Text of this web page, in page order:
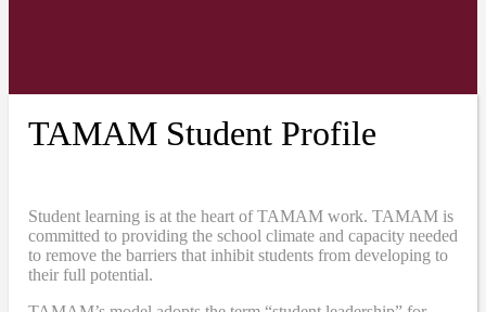
TAMAM Student Profile
Student learning is at the heart of TAMAM work. TAMAM is
committed to providing the school climate and capacity needed
to remove the barriers that inhibit students from developing to
their full potential.